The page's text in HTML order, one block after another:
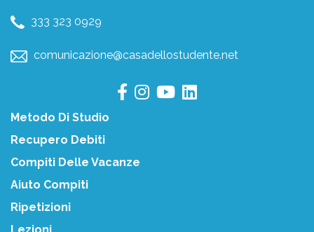
333 323 0929
comunicazione@casadellostudente.net
Metodo Di Studio
Recupero Debiti
Compiti Delle Vacanze
Aiuto Compiti
Ripetizioni